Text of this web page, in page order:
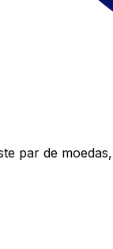
par de